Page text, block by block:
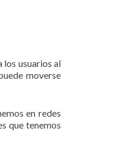
los usuarios al
moverse
en redes
que tenemos